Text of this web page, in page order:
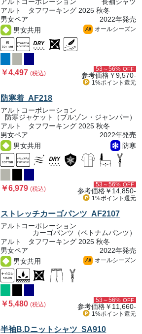
アルト タフワーキング 2025 秋冬
男女ペア
2022年発売
男女共用
All オールシーズン
￥4,497(税込)
53～56% OFF
参考価格￥9,570-
1%ポイント 還元
防寒着 AF218
アルトコーポレーション
防寒ジャケット（ブルゾン・ジャンパー）
アルト タフワーキング 2025 秋冬
男女ペア
2022年発売
男女共用
防寒
￥6,979(税込)
53～56% OFF
参考価格￥14,850-
1%ポイント 還元
ストレッチカーゴパンツ AF2107
アルトコーポレーション
カーゴパンツ（ベトナムパンツ）
アルト タフワーキング 2025 秋冬
男女ペア
2022年発売
男女共用
All オールシーズン
￥5,480(税込)
53～56% OFF
参考価格￥11,660-
1%ポイント 還元
半袖B.Dニットシャツ SA910